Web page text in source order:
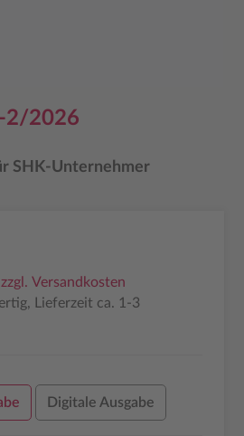
2/2026
SHK-Unternehmer
Versandkosten
Lieferzeit ca. 1-3
Digitale Ausgabe